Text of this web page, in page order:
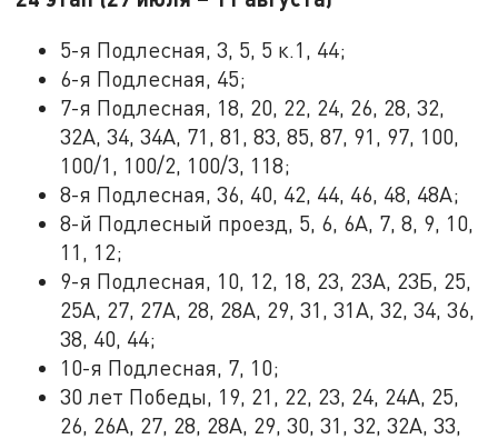
5-я Подлесная, 3, 5, 5 к.1, 44;
6-я Подлесная, 45;
7-я Подлесная, 18, 20, 22, 24, 26, 28, 32,
32А, 34, 34А, 71, 81, 83, 85, 87, 91, 97, 100,
100/1, 100/2, 100/3, 118;
8-я Подлесная, 36, 40, 42, 44, 46, 48, 48А;
8-й Подлесный проезд, 5, 6, 6А, 7, 8, 9, 10,
11, 12;
9-я Подлесная, 10, 12, 18, 23, 23А, 23Б, 25,
25А, 27, 27А, 28, 28А, 29, 31, 31А, 32, 34, 36,
38, 40, 44;
10-я Подлесная, 7, 10;
30 лет Победы, 19, 21, 22, 23, 24, 24А, 25,
26, 26А, 27, 28, 28А, 29, 30, 31, 32, 32А, 33,